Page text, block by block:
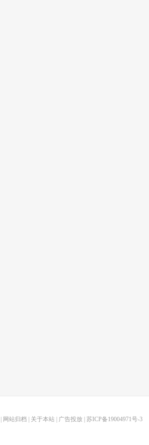
网站归档 关于本站| 广告投放| 苏ICP备19004971号-3